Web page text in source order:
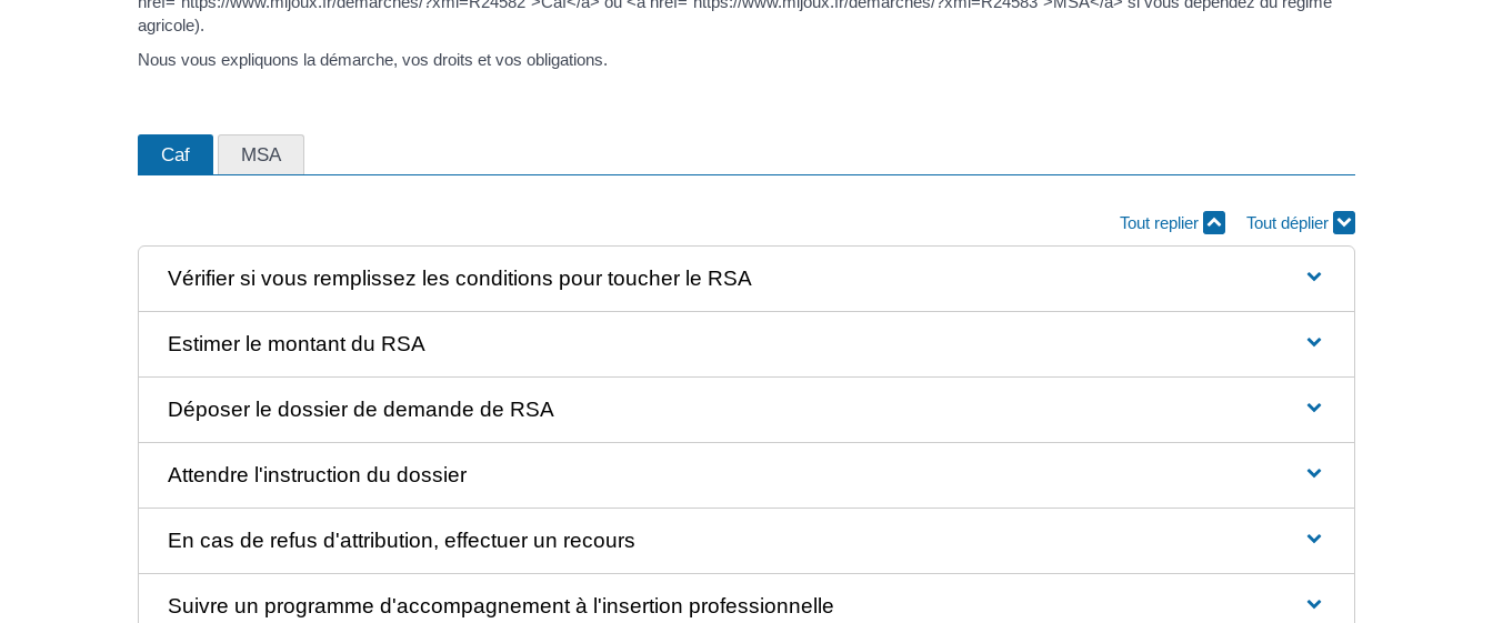
agricole).
Nous vous expliquons la démarche, vos droits et vos obligations.
Caf MSA
Tout replier Tout déplier
Vérifier si vous remplissez les conditions pour toucher le RSA
Estimer le montant du RSA
Déposer le dossier de demande de RSA
Attendre l'instruction du dossier
En cas de refus d'attribution, effectuer un recours
Suivre un programme d'accompagnement à l'insertion professionnelle